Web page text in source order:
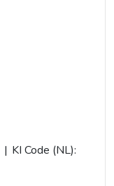
| KI Code (NL):